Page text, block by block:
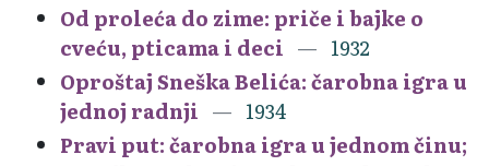
Od proleća do zime: priče i bajke o
cveću, pticama i deci
1932
Oproštaj Sneška Belića: čarobna igra u
jednoj radnji
1934
Pravi put: čarobna igra u jednom činu;